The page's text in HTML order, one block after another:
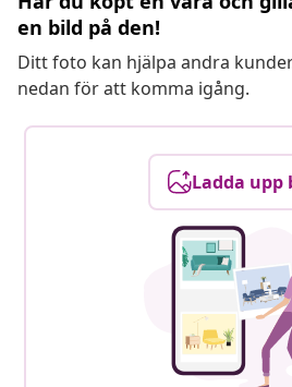
en bild på den!
Ditt foto kan hjälpa andra
nedan för att komma igång.
Ladda upp